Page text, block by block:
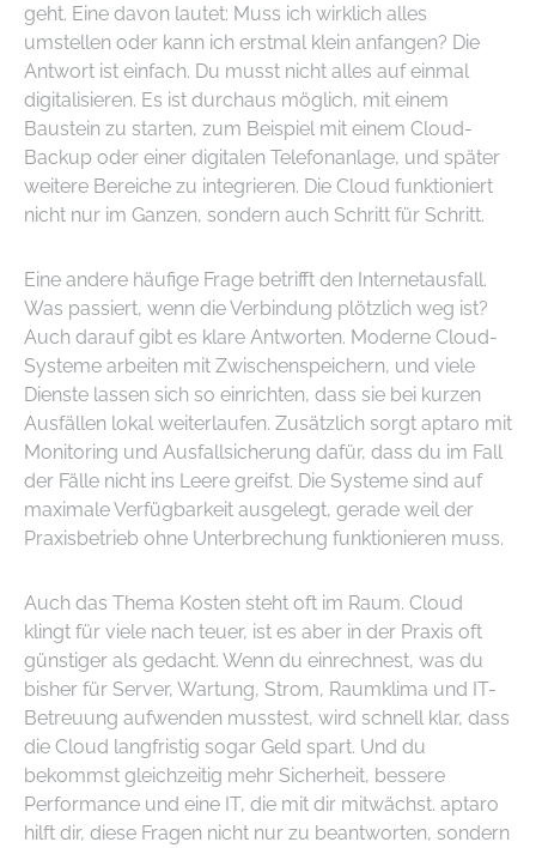
geht. Eine davon lautet: Muss ich wirklich alles
umstellen oder kann ich erstmal klein anfangen? Die
Antwort ist einfach. Du musst nicht alles auf einmal
digitalisieren. Es ist durchaus möglich, mit einem
Baustein zu starten, zum Beispiel mit einem Cloud-
Backup oder einer digitalen Telefonanlage, und später
weitere Bereiche zu integrieren. Die Cloud funktioniert
nicht nur im Ganzen, sondern auch Schritt für Schritt.
Eine andere häufige Frage betrifft den Internetausfall.
Was passiert, wenn die Verbindung plötzlich weg ist?
Auch darauf gibt es klare Antworten. Moderne Cloud-
Systeme arbeiten mit Zwischenspeichern, und viele
Dienste lassen sich so einrichten, dass sie bei kurzen
Ausfällen lokal weiterlaufen. Zusätzlich sorgt aptaro mit
Monitoring und Ausfallsicherung dafür, dass du im Fall
der Fälle nicht ins Leere greifst. Die Systeme sind auf
maximale Verfügbarkeit ausgelegt, gerade weil der
Praxisbetrieb ohne Unterbrechung funktionieren muss.
Auch das Thema Kosten steht oft im Raum. Cloud
klingt für viele nach teuer, ist es aber in der Praxis oft
günstiger als gedacht. Wenn du einrechnest, was du
bisher für Server, Wartung, Strom, Raumklima und IT-
Betreuung aufwenden musstest, wird schnell klar, dass
die Cloud langfristig sogar Geld spart. Und du
bekommst gleichzeitig mehr Sicherheit, bessere
Performance und eine IT, die mit dir mitwächst. aptaro
hilft dir, diese Fragen nicht nur zu beantworten, sondern